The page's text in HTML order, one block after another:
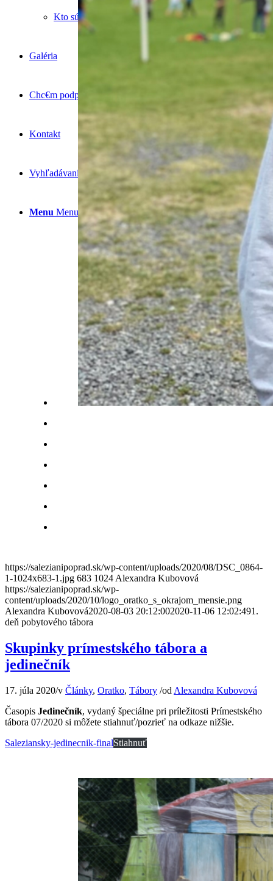
Kto sú ASC
Galéria
Chc€m podporiť
Kontakt
Vyhľadávanie
Menu Menu
https://salezianipoprad.sk/wp-content/uploads/2020/08/DSC_0864-
1-1024x683-1.jpg 683 1024 Alexandra Kubovová
https://salezianipoprad.sk/wp-
content/uploads/2020/10/logo_oratko_s_okrajom_mensie.png
Alexandra Kubovová2020-08-03 20:12:002020-11-06 12:02:491.
deň pobytového tábora
Skupinky prímestského tábora a
jedinečník
17. júla 2020/v Články, Oratko, Tábory /od Alexandra Kubovová
Časopis Jedinečník, vydaný špeciálne pri príležitosti Prímestského
tábora 07/2020 si môžete stiahnuť/pozrieť na odkaze nižšie.
Saleziansky-jedinecnik-finalStiahnuť